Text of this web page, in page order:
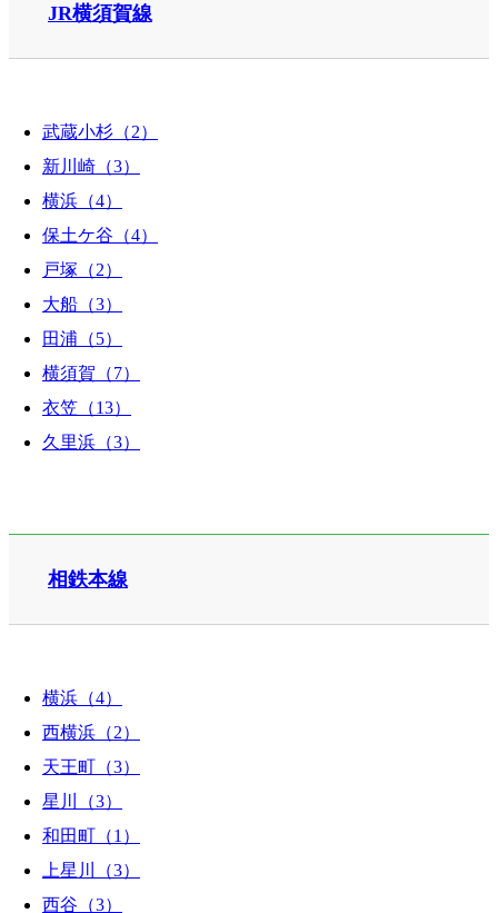
JR横須賀線
武蔵小杉（2）
新川崎（3）
横浜（4）
保土ケ谷（4）
戸塚（2）
大船（3）
田浦（5）
横須賀（7）
衣笠（13）
久里浜（3）
相鉄本線
横浜（4）
西横浜（2）
天王町（3）
星川（3）
和田町（1）
上星川（3）
西谷（3）